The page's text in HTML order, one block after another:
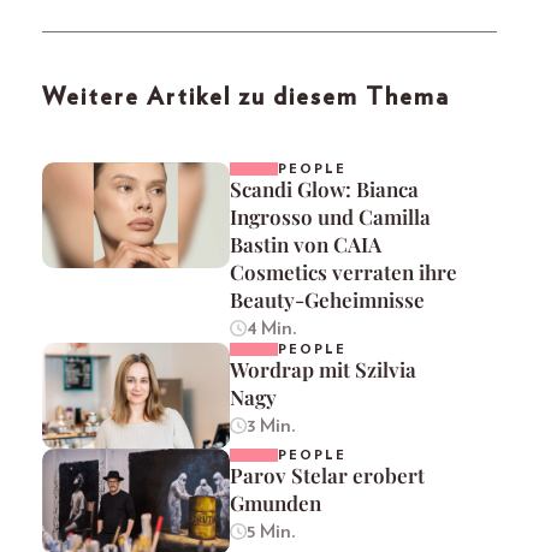
Weitere Artikel zu diesem Thema
PEOPLE
Scandi Glow: Bianca
Ingrosso und Camilla
Bastin von CAIA
Cosmetics verraten ihre
Beauty-Geheimnisse
4 Min.
PEOPLE
Wordrap mit Szilvia
Nagy
3 Min.
PEOPLE
Parov Stelar erobert
Gmunden
5 Min.